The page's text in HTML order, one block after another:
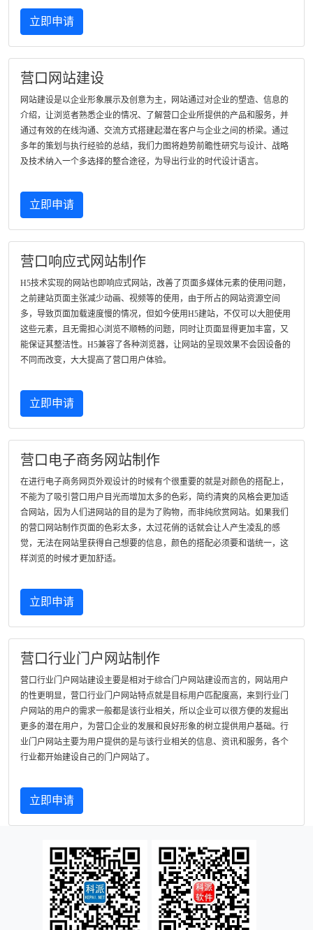
立即申请
营口网站建设
网站建设是以企业形象展示及创意为主，网站通过对企业的塑造、信息的
介绍，让浏览者熟悉企业的情况、了解营口企业所提供的产品和服务，并
通过有效的在线沟通、交流方式搭建起潜在客户与企业之间的桥梁。通过
多年的策划与执行经验的总结，我们力图将趋势前瞻性研究与设计、战略
及技术纳入一个多选择的整合途径，为导出行业的时代设计语言。
立即申请
营口响应式网站制作
H5技术实现的网站也即响应式网站，改善了页面多媒体元素的使用问题，
之前建站页面主张减少动画、视频等的使用，由于所占的网站资源空间
多，导致页面加载速度慢的情况，但如今使用H5建站，不仅可以大胆使用
这些元素，且无需担心浏览不顺畅的问题，同时让页面显得更加丰富，又
能保证其整洁性。H5兼容了各种浏览器，让网站的呈现效果不会因设备的
不同而改变，大大提高了营口用户体验。
立即申请
营口电子商务网站制作
在进行电子商务网页外观设计的时候有个很重要的就是对颜色的搭配上，
不能为了吸引营口用户目光而增加太多的色彩，简约清爽的风格会更加适
合网站，因为人们进网站的目的是为了购物，而非纯欣赏网站。如果我们
的营口网站制作页面的色彩太多，太过花俏的话就会让人产生凌乱的感
觉，无法在网站里获得自己想要的信息，颜色的搭配必须要和谐统一，这
样浏览的时候才更加舒适。
立即申请
营口行业门户网站制作
营口行业门户网站建设主要是相对于综合门户网站建设而言的，网站用户
的性更明显，营口行业门户网站特点就是目标用户匹配度高，来到行业门
户网站的用户的需求一般都是该行业相关，所以企业可以很方便的发掘出
更多的潜在用户，为营口企业的发展和良好形象的树立提供用户基础。行
业门户网站主要为用户提供的是与该行业相关的信息、资讯和服务，各个
行业都开始建设自己的门户网站了。
立即申请